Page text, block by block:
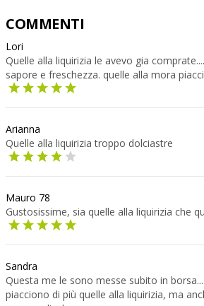
COMMENTI
Lori
Quelle alla liquirizia le avevo gia
sapore e freschezza. quelle alla mora
Arianna
Quelle alla liquirizia troppo dolciastre
Mauro 78
Gustosissime, sia quelle alla liquirizia che
Sandra
Questa me le sono messe subito in
piacciono di più quelle alla liquirizia, ma